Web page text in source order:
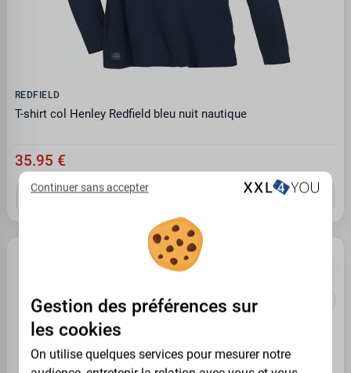
REDFIELD
T-shirt col Henley Redfield bleu nuit nautique
35.95 €
3XL 4XL 8XL 10XL
Continuer sans accepter
Gestion des préférences sur
les cookies
On utilise quelques services pour mesurer notre